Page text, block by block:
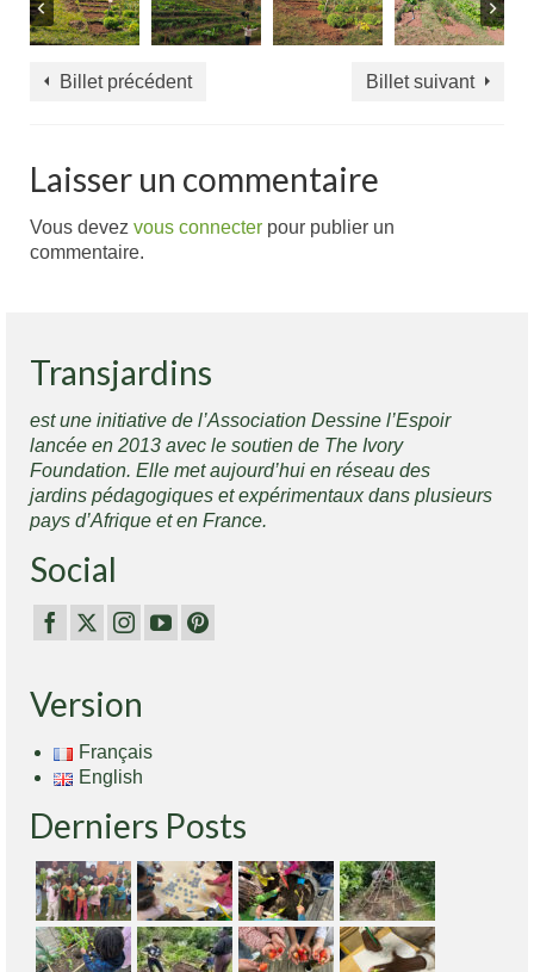
Billet précédent Billet suivant
Laisser un commentaire
Vous devez vous connecter pour publier un
commentaire.
Transjardins
est une initiative de l’Association Dessine l’Espoir
lancée en 2013 avec le soutien de The Ivory
Foundation. Elle met aujourd’hui en réseau des
jardins pédagogiques et expérimentaux dans plusieurs
pays d’Afrique et en France.
Social
Version
Français
English
Derniers Posts